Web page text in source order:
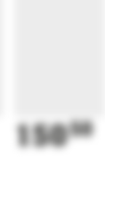
15050